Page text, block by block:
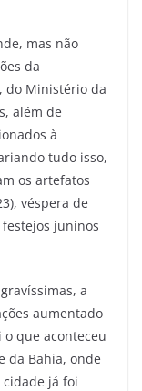
mas não
da
do Ministério da
além de
à
tudo isso,
os artefatos
véspera de
festejos juninos
a
aumentado
que aconteceu
da Bahia, onde
cidade já foi